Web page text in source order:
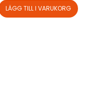
LÄGG TILL I VARUKORG